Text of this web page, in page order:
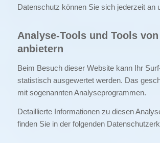
Datenschutz können Sie sich jederzeit an
Analyse-Tools und Tools
anbietern
Beim Besuch dieser Website kann Ihr
statistisch ausgewertet werden. Das
mit sogenannten Analyseprogrammen.
Detaillierte Informationen zu diesen
finden Sie in der folgenden